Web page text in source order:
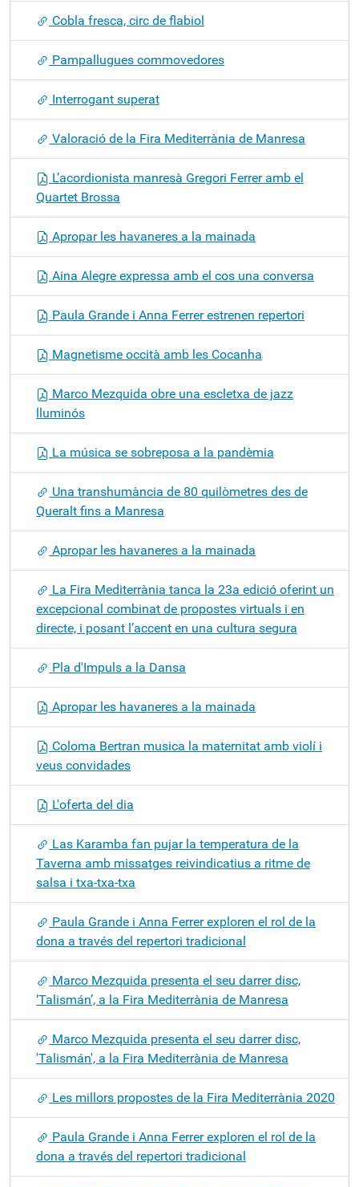
Cobla fresca, circ de flabiol
Pampallugues commovedores
Interrogant superat
Valoració de la Fira Mediterrània de Manresa
L’acordionista manresà Gregori Ferrer amb el
Quartet Brossa
Apropar les havaneres a la mainada
Aina Alegre expressa amb el cos una conversa
Paula Grande i Anna Ferrer estrenen repertori
Magnetisme occità amb les Cocanha
Marco Mezquida obre una escletxa de jazz
lluminós
La música se sobreposa a la pandèmia
Una transhumància de 80 quilòmetres des de
Queralt fins a Manresa
Apropar les havaneres a la mainada
La Fira Mediterrània tanca la 23a edició oferint un
excepcional combinat de propostes virtuals i en
directe, i posant l’accent en una cultura segura
Pla d'Impuls a la Dansa
Apropar les havaneres a la mainada
Coloma Bertran musica la maternitat amb violí i
veus convidades
L'oferta del dia
Las Karamba fan pujar la temperatura de la
Taverna amb missatges reivindicatius a ritme de
salsa i txa-txa-txa
Paula Grande i Anna Ferrer exploren el rol de la
dona a través del repertori tradicional
Marco Mezquida presenta el seu darrer disc,
‘Talismán’, a la Fira Mediterrània de Manresa
Marco Mezquida presenta el seu darrer disc,
'Talismán', a la Fira Mediterrània de Manresa
Les millors propostes de la Fira Mediterrània 2020
Paula Grande i Anna Ferrer exploren el rol de la
dona a través del repertori tradicional